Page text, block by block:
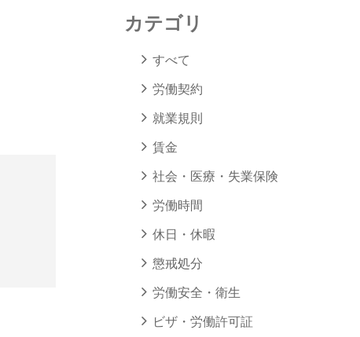
カテゴリ
すべて
労働契約
就業規則
賃金
社会・医療・失業保険
労働時間
休日・休暇
懲戒処分
労働安全・衛生
ビザ・労働許可証